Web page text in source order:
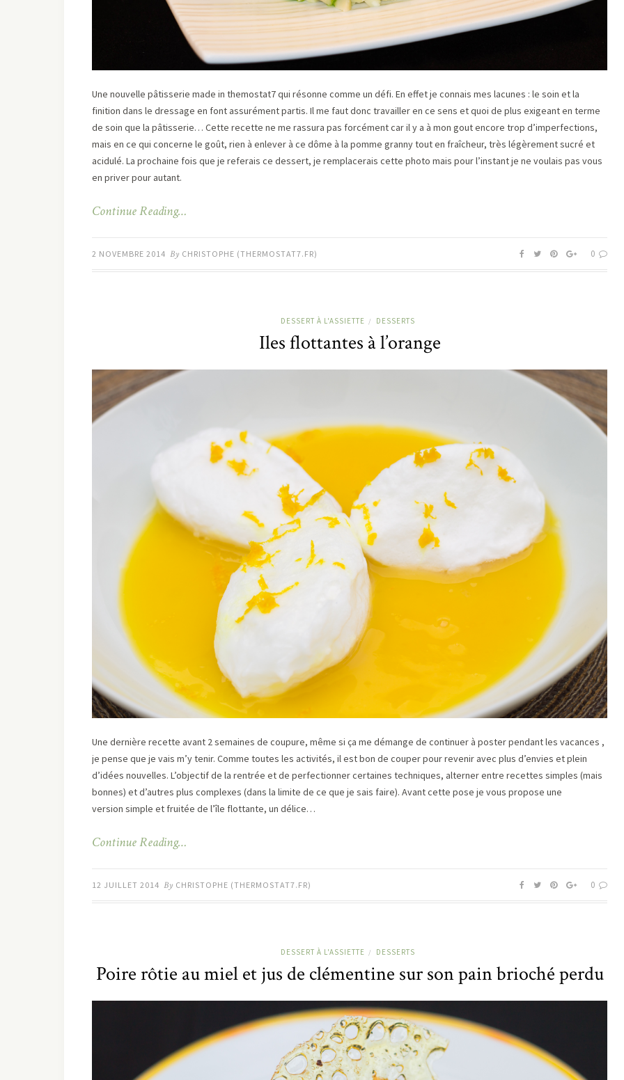
Une nouvelle pâtisserie made in themostat7 qui résonne comme un défi. En effet je connais mes lacunes : le soin et la
finition dans le dressage en font assurément partis. Il me faut donc travailler en ce sens et quoi de plus exigeant en terme
de soin que la pâtisserie… Cette recette ne me rassura pas forcément car il y a à mon gout encore trop d’imperfections,
mais en ce qui concerne le goût, rien à enlever à ce dôme à la pomme granny tout en fraîcheur, très légèrement sucré et
acidulé. La prochaine fois que je referais ce dessert, je remplacerais cette photo mais pour l’instant je ne voulais pas vous
en priver pour autant.
Continue Reading…
2 NOVEMBRE 2014 By CHRISTOPHE (THERMOSTAT7.FR) 0
DESSERT À L'ASSIETTE / DESSERTS
Iles flottantes à l’orange
Une dernière recette avant 2 semaines de coupure, même si ça me démange de continuer à poster pendant les vacances ,
je pense que je vais m’y tenir. Comme toutes les activités, il est bon de couper pour revenir avec plus d’envies et plein
d’idées nouvelles. L’objectif de la rentrée et de perfectionner certaines techniques, alterner entre recettes simples (mais
bonnes) et d’autres plus complexes (dans la limite de ce que je sais faire). Avant cette pose je vous propose une
version simple et fruitée de l’île flottante, un délice…
Continue Reading…
12 JUILLET 2014 By CHRISTOPHE (THERMOSTAT7.FR) 0
DESSERT À L'ASSIETTE / DESSERTS
Poire rôtie au miel et jus de clémentine sur son pain brioché perdu